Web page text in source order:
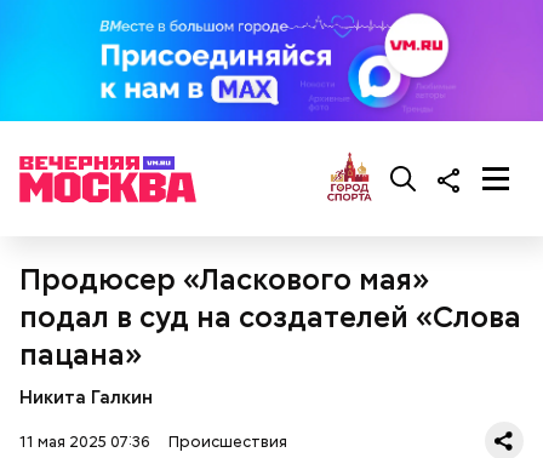
Продюсер «Ласкового мая»
подал в суд на создателей «Слова
пацана»
Никита Галкин
11 мая 2025 07:36 Происшествия
— Мы съездили за витаминами, вернулись обратно,
поднялись домой. У него ухудшилось самочувствие
реанимировали, и там он скончался, — рассказывал
Миссюра на допросе.
Видео: пресс-служба ГСУ СК по Московской области